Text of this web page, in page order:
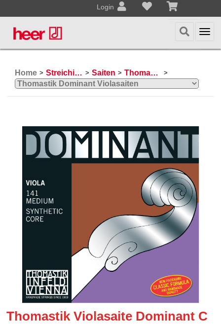
Login
Home > Streichinstrumente > Saiten > Thomastik Violasaiten >
Thomastik Violasaite Dominant C